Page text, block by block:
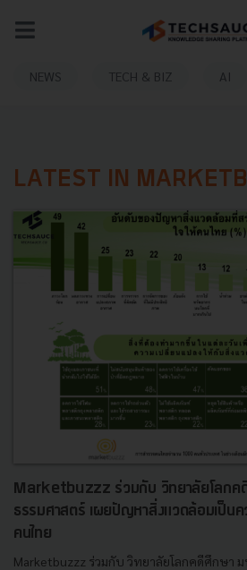
NEWS TECH & BIZ AI
LATEST IN
Marketbuzzz ร่วมกับ วิทยาลัยโลกค
ธรรมศาสตร์ เผยปัญหาสิ่งแวดล้อมเป็น
คนไทย
Marketbuzzz ร่วมกับ วิทยาลัยโลกคดีศึกษา